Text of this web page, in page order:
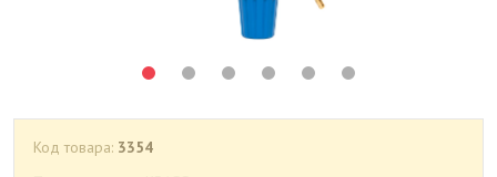
Код товара: 3354